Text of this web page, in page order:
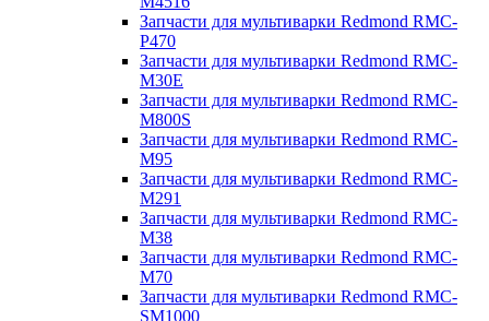
Запчасти для мультиварки Redmond RMC-
P470
Запчасти для мультиварки Redmond RMC-
M30E
Запчасти для мультиварки Redmond RMC-
M800S
Запчасти для мультиварки Redmond RMC-
M95
Запчасти для мультиварки Redmond RMC-
M291
Запчасти для мультиварки Redmond RMC-
M38
Запчасти для мультиварки Redmond RMC-
M70
Запчасти для мультиварки Redmond RMC-
SM1000